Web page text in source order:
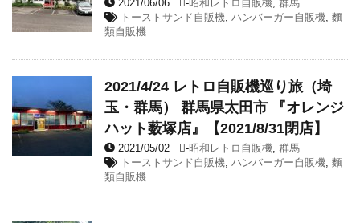
2021/06/06 -昭和レトロ自販機, 群馬
トーストサンド自販機, ハンバーガー自販機, 麵
類自販機
2021/4/24 レトロ自販機巡り旅（埼
玉・群馬） 群馬県太田市 『オレンジ
ハット薮塚店』【2021/8/31閉店】
2021/05/02 -昭和レトロ自販機, 群馬
トーストサンド自販機, ハンバーガー自販機, 麵
類自販機